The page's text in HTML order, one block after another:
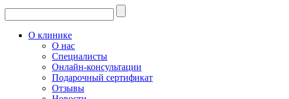
О клинике
О нас
Специалисты
Онлайн-консультации
Подарочный сертификат
Отзывы